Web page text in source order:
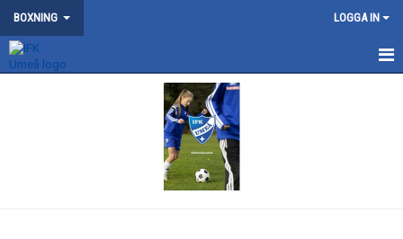
BOXNING LOGGA IN